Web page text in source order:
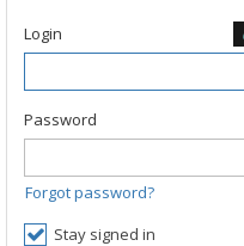
Login
Password
Forgot password?
Stay signed in